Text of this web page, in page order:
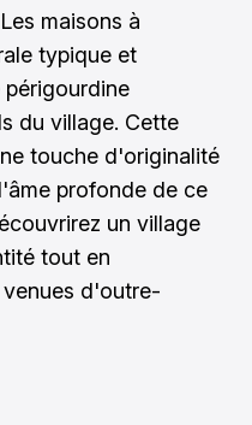
maisons à
typique et
du village. Cette
touche d'originalité
profonde de ce
un village
tout en
d'outre-